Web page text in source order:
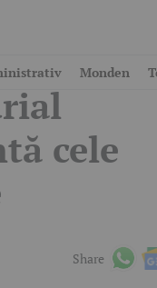
Monden
Piața
cele
Share